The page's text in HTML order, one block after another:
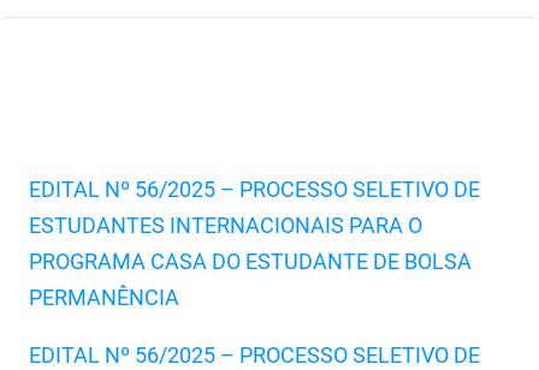
Mulher e da Diversidade Humana
Representação Institucional
Saúde
Segurança e Defesa Social
FUNDAC
IMEQ
IASS
EDITAL Nº 56/2025 – PROCESSO SELETIVO DE
ESTUDANTES INTERNACIONAIS PARA O
PROGRAMA CASA DO ESTUDANTE DE BOLSA
PERMANÊNCIA
EDITAL Nº 56/2025 – PROCESSO SELETIVO DE